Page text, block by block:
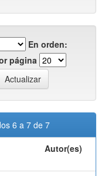
En orden:
página
6 a 7 de 7
Autor(es)